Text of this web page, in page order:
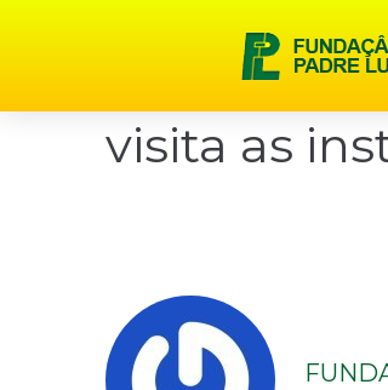
visita as